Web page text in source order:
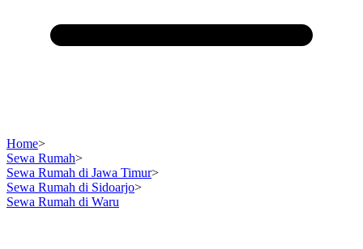
Home>
Sewa Rumah>
Sewa Rumah di Jawa Timur>
Sewa Rumah di Sidoarjo>
Sewa Rumah di Waru